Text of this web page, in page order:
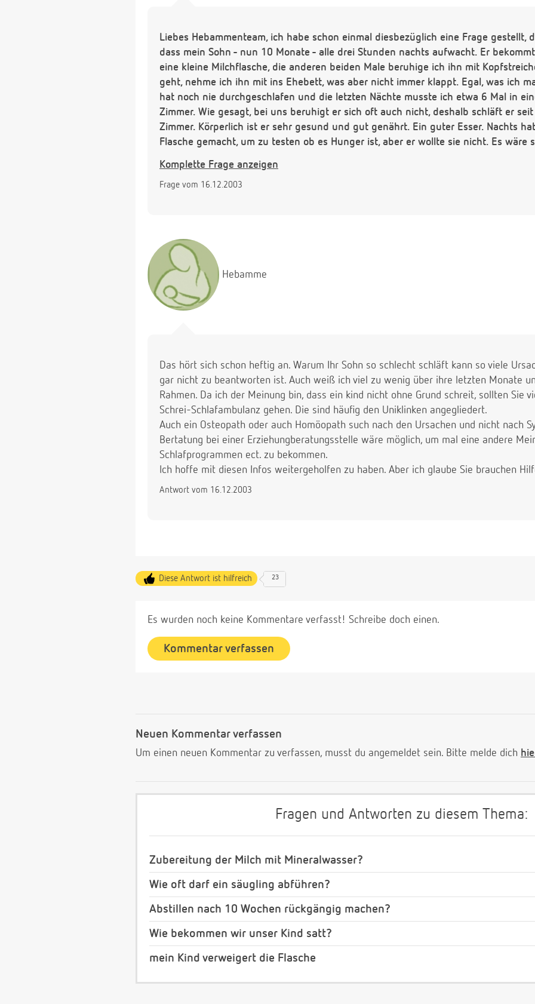
Liebes Hebammenteam, ich habe schon einmal diesbezüglich eine Frage gestellt,
dass mein Sohn - nun 10 Monate - alle drei Stunden nachts aufwacht. Er
eine kleine Milchflasche, die anderen beiden Male beruhige ich ihn mit
geht, nehme ich ihn mit ins Ehebett, was aber nicht immer klappt. Egal, was ich
hat noch nie durchgeschlafen und die letzten Nächte musste ich etwa 6 Mal in
Zimmer. Wie gesagt, bei uns beruhigt er sich oft auch nicht, deshalb schläft er
Zimmer. Körperlich ist er sehr gesund und gut genährt. Ein guter Esser. Nachts
Flasche gemacht, um zu testen ob es Hunger ist, aber er wollte sie nicht. Es wäre
eine Stunde brauche, dass er etwa eine 3/4 Stunde schläft. Ich richte mich am
dem Schlafprogramm von Kast-Zahn. Nachts kann ich das nicht. Wissen Sie noch
Komplette Frage anzeigen
Frage vom 16.12.2003
Hebamme
Das hört sich schon heftig an. Warum Ihr Sohn so schlecht schläft kann so viele
gar nicht zu beantworten ist. Auch weiß ich viel zu wenig über ihre letzten Monate
Rahmen. Da ich der Meinung bin, dass ein kind nicht ohne Grund schreit, sollten Sie
Schrei-Schlafambulanz gehen. Die sind häufig den Uniklinken angegliedert.
Auch ein Osteopath oder auch Homöopath such nach den Ursachen und nicht nach
Bertatung bei einer Erziehungberatungsstelle wäre möglich, um mal eine andere
Schlafprogrammen ect. zu bekommen.
Ich hoffe mit diesen Infos weitergeholfen zu haben. Aber ich glaube Sie brauchen
Antwort vom 16.12.2003
Diese Antwort ist hilfreich 23
Es wurden noch keine Kommentare verfasst! Schreibe doch einen.
Kommentar verfassen
Neuen Kommentar verfassen
Um einen neuen Kommentar zu verfassen, musst du angemeldet sein. Bitte melde dich
Fragen und Antworten zu diesem Thema:
Zubereitung der Milch mit Mineralwasser?
Wie oft darf ein säugling abführen?
Abstillen nach 10 Wochen rückgängig machen?
Wie bekommen wir unser Kind satt?
mein Kind verweigert die Flasche